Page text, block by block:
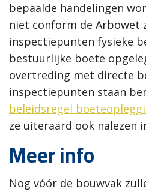
bepaalde handelingen
niet conform de Arbowet
inspectiepunten fysieke
bestuurlijke boete
overtreding met directe
inspectiepunten staan
beleidsregel
ze uiteraard ook nalezen
Meer info
Nog vóór de bouwvak